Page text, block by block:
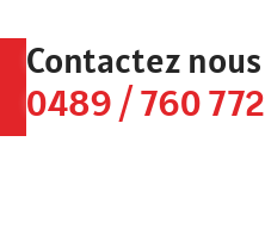
Contactez nous
0489 / 760 772